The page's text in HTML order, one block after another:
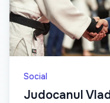
Social
Judocanul